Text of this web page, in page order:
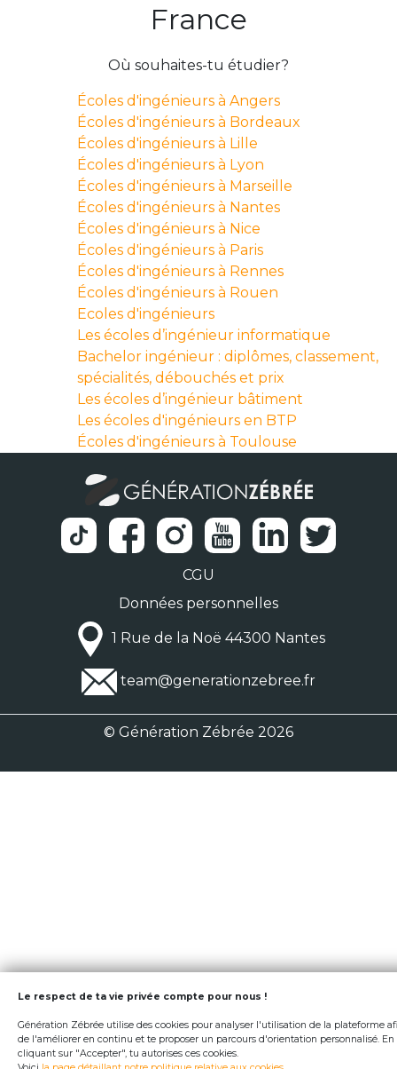
France
Où souhaites-tu étudier?
Écoles d'ingénieurs à Angers
Écoles d'ingénieurs à Bordeaux
Écoles d'ingénieurs à Lille
Écoles d'ingénieurs à Lyon
Écoles d'ingénieurs à Marseille
Écoles d'ingénieurs à Nantes
Écoles d'ingénieurs à Nice
Écoles d'ingénieurs à Paris
Écoles d'ingénieurs à Rennes
Écoles d'ingénieurs à Rouen
Ecoles d'ingénieurs
Les écoles d’ingénieur informatique
Bachelor ingénieur : diplômes, classement,
spécialités, débouchés et prix
Les écoles d’ingénieur bâtiment
Les écoles d'ingénieurs en BTP
Écoles d'ingénieurs à Toulouse
CGU
Données personnelles
1 Rue de la Noë 44300 Nantes
team@generationzebree.fr
© Génération Zébrée 2026
Le respect de ta vie privée compte pour nous !
Génération Zébrée utilise des cookies pour analyser l'utilisation de la plateforme
de l'améliorer en continu et te proposer un parcours d'orientation personnalisé. En
cliquant sur "Accepter", tu autorises ces cookies.